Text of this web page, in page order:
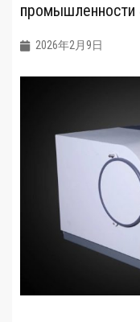
промышленности
2026年2月9日